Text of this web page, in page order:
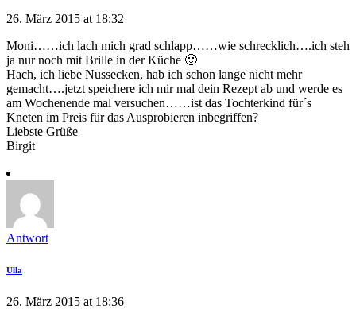
26. März 2015 at 18:32
Moni……ich lach mich grad schlapp……wie schrecklich….ich steh
ja nur noch mit Brille in der Küche 🙂
Hach, ich liebe Nussecken, hab ich schon lange nicht mehr
gemacht….jetzt speichere ich mir mal dein Rezept ab und werde es
am Wochenende mal versuchen……ist das Tochterkind für´s
Kneten im Preis für das Ausprobieren inbegriffen?
Liebste Grüße
Birgit
Antwort
Ulla
26. März 2015 at 18:36